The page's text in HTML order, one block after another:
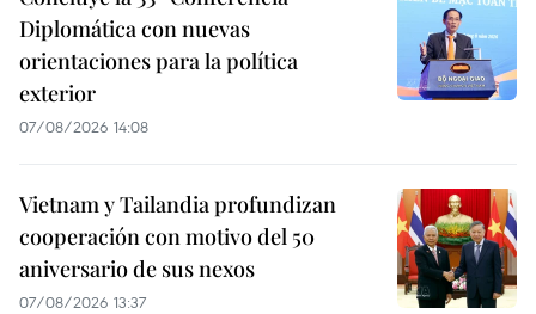
Diplomática con nuevas
orientaciones para la política
exterior
07/08/2026 14:08
Vietnam y Tailandia profundizan
cooperación con motivo del 50
aniversario de sus nexos
07/08/2026 13:37